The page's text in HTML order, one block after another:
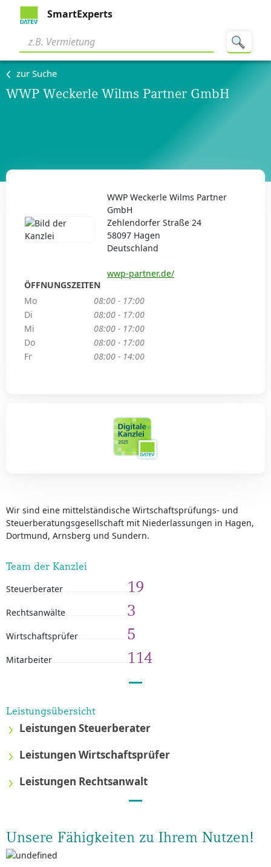
SmartExperts
zur Suche
WWP Weckerle Wilms Partner GmbH
Wir sind eine mittelständische Wirtschaftsprüfungs- und
Steuerberatungsgesellschaft mit Niederlassungen in Hagen,
Dortmund, Arnsberg und Sundern.
Team der Kanzlei
Steuerberater 19
Rechtsanwälte 3
Wirtschaftsprüfer 5
Mitarbeiter 114
Leistungsübersicht
Leistungen Steuerberater
Leistungen Wirtschaftsprüfer
Leistungen Rechtsanwalt
Unsere Fähigkeiten zu Ihrem Nutzen!
WWP Weckerle Wilms Partner
GmbH
Zehlendorfer Straße 24
58097 Hagen
Deutschland
wwp-partner.de/
ÖFFNUNGSZEITEN
Mo
08:00 - 17:00
Di
08:00 - 17:00
Mi
08:00 - 17:00
Do
08:00 - 17:00
Fr
08:00 - 14:00